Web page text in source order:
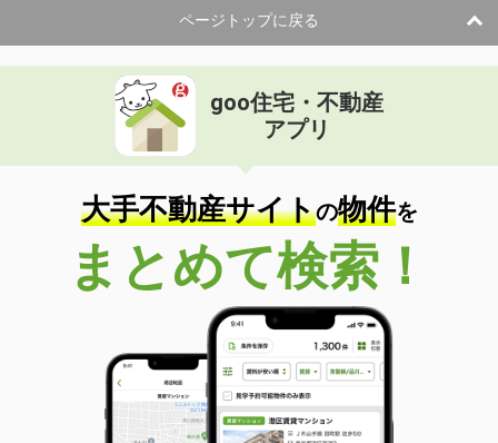
ページトップに戻る
goo住宅・不動産
アプリ
大手不動産サイトの物件を
まとめて検索！